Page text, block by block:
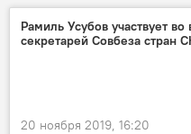
Рамиль Усубов участвует во
секретарей Совбеза стран
20 ноября 2019, 16:20